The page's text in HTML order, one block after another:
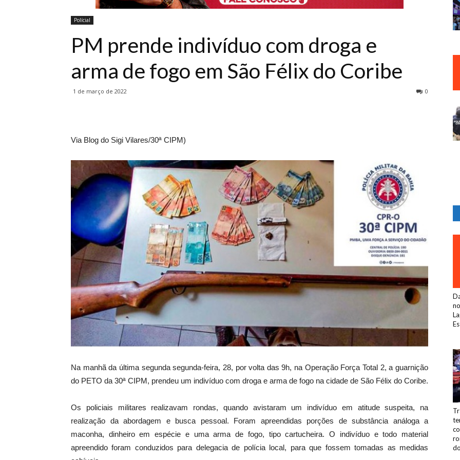
Polícial
PM prende indivíduo com droga e
arma de fogo em São Félix do Coribe
1 de março de 2022 0
Via Blog do Sigi Vilares/30ª CIPM)
Na manhã da última segunda segunda-feira, 28, por volta das 9h, na Operação Força Total 2, a guarnição
do PETO da 30ª CIPM, prendeu um indivíduo com droga e arma de fogo na cidade de São Félix do Coribe.
Os policiais militares realizavam rondas, quando avistaram um indivíduo em atitude suspeita, na
realização da abordagem e busca pessoal. Foram apreendidas porções de substância análoga a
maconha, dinheiro em espécie e uma arma de fogo, tipo cartucheira. O indivíduo e todo material
apreendido foram conduzidos para delegacia de polícia local, para que fossem tomadas as medidas